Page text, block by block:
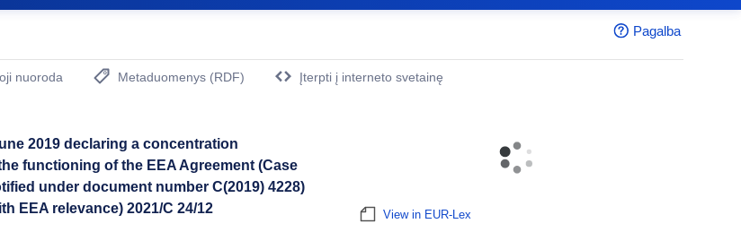
Pagalba
nuoroda
Metaduomenys (RDF)
Įterpti į interneto svetainę
2019 declaring a concentration
functioning of the EEA Agreement (Case
under document number C(2019) 4228)
EEA relevance) 2021/C 24/12
View in EUR-Lex